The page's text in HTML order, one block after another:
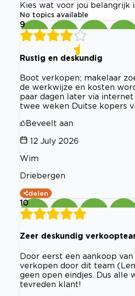
Kies wat voor jou belangrijk
No topics available
9
Rustig en deskundig
Boot verkopen; makelaar
de werkwijze en kosten
paar dagen later via
twee weken Duitse kopers
Beveelt aan
12 July 2026
Wim
Driebergen
delen
10
Zeer deskundig
Door eerst een aankoop
verkopen door dit team
geen open eindjes. Dus
tevreden klant!